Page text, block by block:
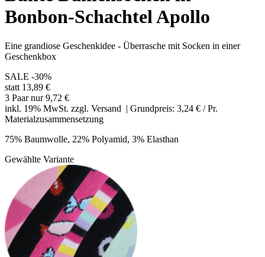
Bonbon-Schachtel Apollo
Eine grandiose Geschenkidee - Überrasche mit Socken in einer
Geschenkbox
SALE -30%
statt 13,89 €
3 Paar nur 9,72 €
inkl. 19% MwSt. zzgl. Versand | Grundpreis: 3,24 € / Pr.
Materialzusammensetzung
75% Baumwolle, 22% Polyamid, 3% Elasthan
Gewählte Variante